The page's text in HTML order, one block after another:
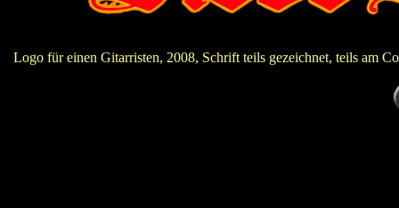
Logo für einen Gitarristen, 2008, Schrift teils gezeichnet, teils am